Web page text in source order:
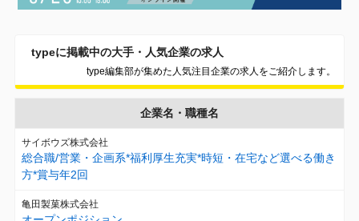
typeに掲載中の大手・人気企業の求人
type編集部が集めた人気注目企業の求人をご紹介します。
企業名・職種名
サイボウズ株式会社
総合職/営業・企画系*福利厚生充実*時短・在宅など選べる働き
方*賞与年2回
亀田製菓株式会社